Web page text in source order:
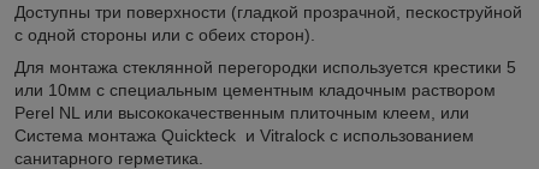
Доступны три поверхности (гладкой прозрачной, пескоструйной
с одной стороны или с обеих сторон).
Для монтажа стеклянной перегородки используется крестики 5
или 10мм с специальным цементным кладочным раствором
Perel NL или высококачественным плиточным клеем, или
Система монтажа Quickteck и Vitralock с использованием
санитарного герметика.